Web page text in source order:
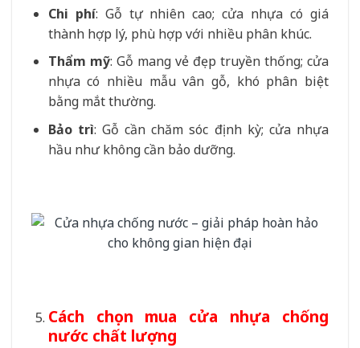
Chi phí: Gỗ tự nhiên cao; cửa nhựa có giá
thành hợp lý, phù hợp với nhiều phân khúc.
Thẩm mỹ: Gỗ mang vẻ đẹp truyền thống; cửa
nhựa có nhiều mẫu vân gỗ, khó phân biệt
bằng mắt thường.
Bảo trì: Gỗ cần chăm sóc định kỳ; cửa nhựa
hầu như không cần bảo dưỡng.
Cách chọn mua cửa nhựa chống
nước chất lượng